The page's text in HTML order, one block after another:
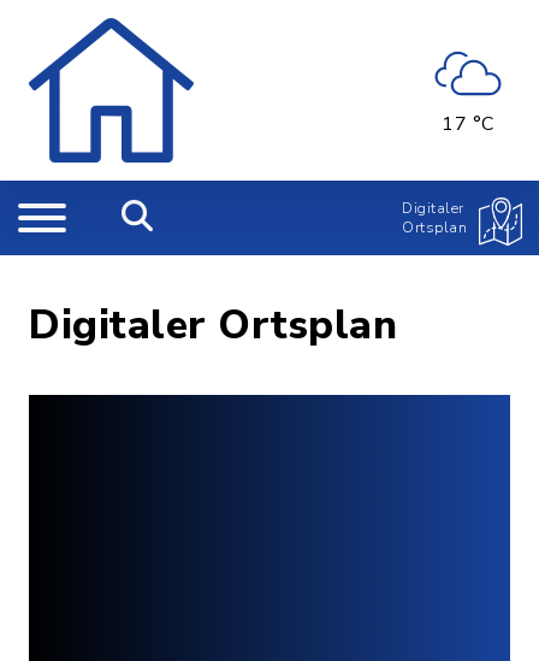
17 °C
Digitaler
Ortsplan
Digitaler Ortsplan